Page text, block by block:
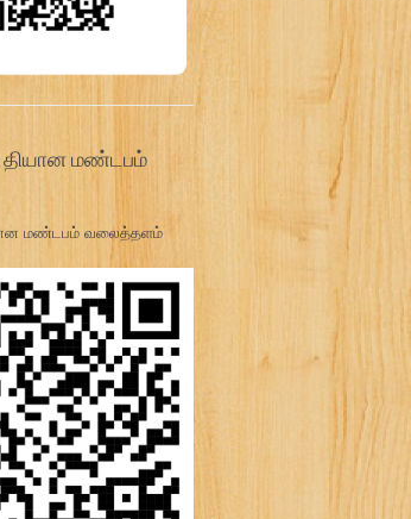
தியான மண்டபம்
மண்டபம் வலைத்தளம்